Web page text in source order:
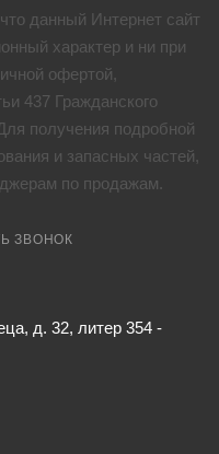
данный Интернет сайт
характер и ни при
офертой,
437 Гражданского
получения подробной
и запасных частей,
по продажам.
ЗВОНОК
д. 32, литер 354 -